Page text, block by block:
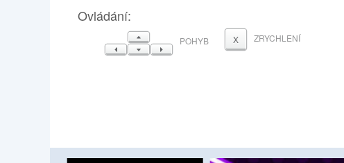
Ovládání:
NAHORU
VLEVODOLŮVPRAVO
POHYB X ZRYCHLENÍ